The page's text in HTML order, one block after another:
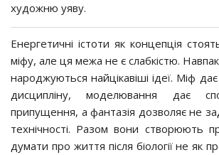
художню уяву.
Енергетичні істоти як концепція
міфу, але ця межа не є слабкістю.
народжуються найцікавіші ідеї. Міф
дисципліну, моделювання дає
припущення, а фантазія дозволяє не
технічності. Разом вони створюють
думати про життя після біології не як